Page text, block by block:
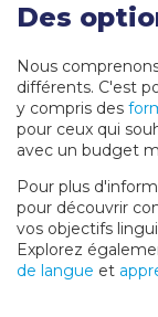
Des
Nous
différents. C'est
y compris des
pour ceux qui
avec un budget
Pour plus
pour découvrir
vos objectifs
Explorez
de langue et